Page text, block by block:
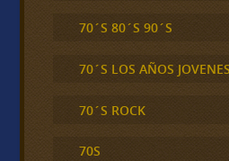
70´S 80´S 90´S
70´S LOS AÑOS
70´S ROCK
70S